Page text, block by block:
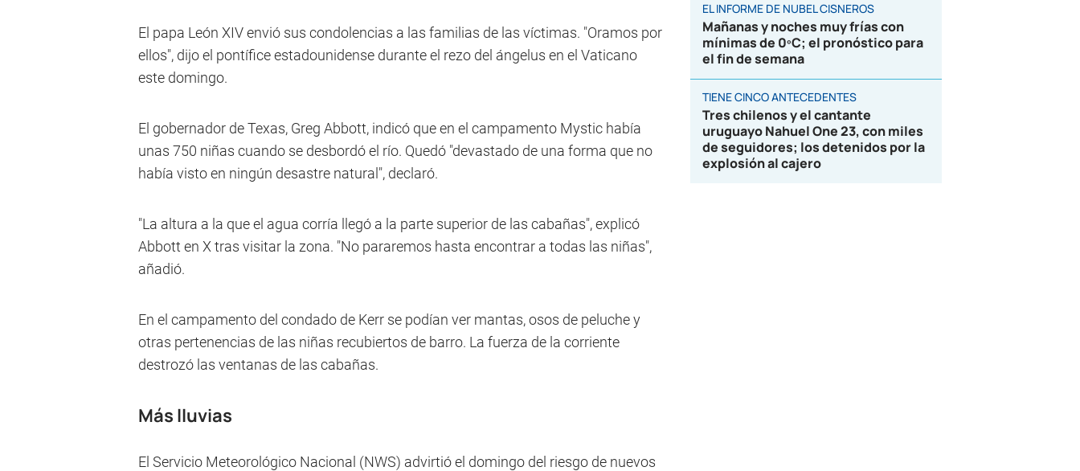
El papa León XIV envió sus condolencias a las familias de las víctimas. "Oramos por
ellos", dijo el pontífice estadounidense durante el rezo del ángelus en el Vaticano
este domingo.
El gobernador de Texas, Greg Abbott, indicó que en el campamento Mystic había
unas 750 niñas cuando se desbordó el río. Quedó "devastado de una forma que no
había visto en ningún desastre natural", declaró.
"La altura a la que el agua corría llegó a la parte superior de las cabañas", explicó
Abbott en X tras visitar la zona. "No pararemos hasta encontrar a todas las niñas",
añadió.
En el campamento del condado de Kerr se podían ver mantas, osos de peluche y
otras pertenencias de las niñas recubiertos de barro. La fuerza de la corriente
destrozó las ventanas de las cabañas.
Más lluvias
El Servicio Meteorológico Nacional (NWS) advirtió el domingo del riesgo de nuevos
EL INFORME DE NUBEL CISNEROS
Mañanas y noches muy frías con
mínimas de 0ºC; el pronóstico para
el fin de semana
TIENE CINCO ANTECEDENTES
Tres chilenos y el cantante
uruguayo Nahuel One 23, con miles
de seguidores; los detenidos por la
explosión al cajero